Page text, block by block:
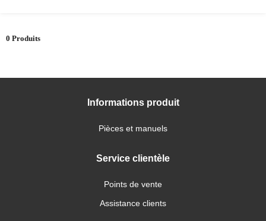
0 Produits
Informations produit
Pièces et manuels
Service clientèle
Points de vente
Assistance clients